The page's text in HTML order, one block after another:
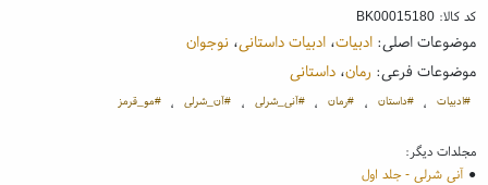
کد کالا:BK00015180
موضوعات اصلی:ادبیات،ادبیات داستانی،نوجوان
موضوعات فرعی: رمان،داستانی
#ادبیات ، #داستان ، #رمان ، #آنی_شرلی ، #آن_شرلی ، #مو_قرمز
مجلدات دیگر:
●آنی شرلی - جلد اول